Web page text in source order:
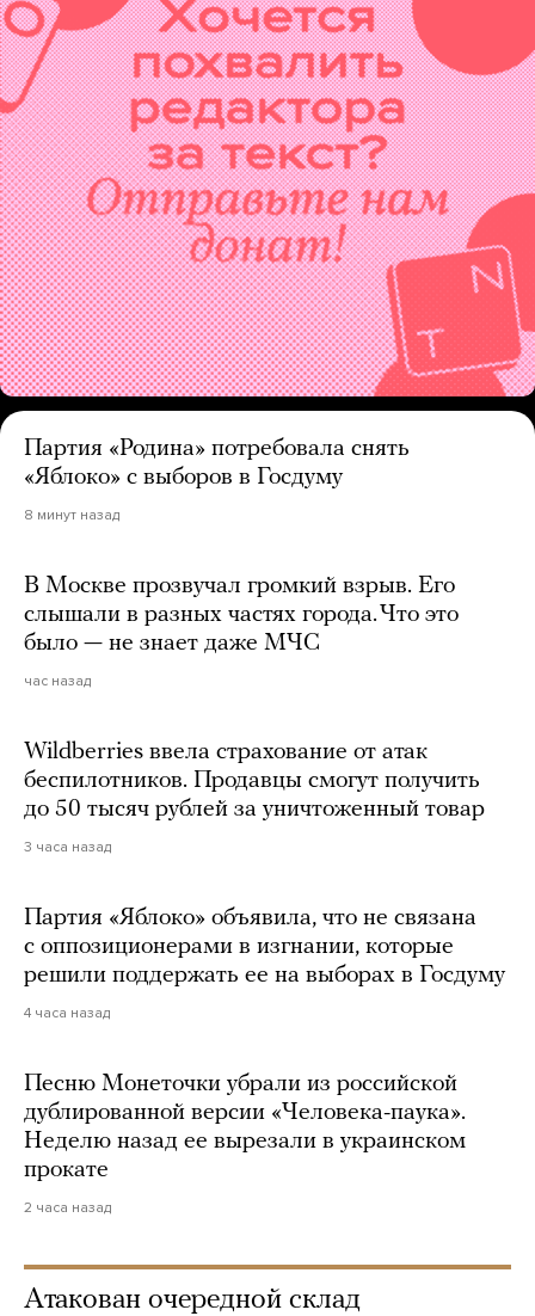
Партия «Родина» потребовала снять
«Яблоко» с выборов в Госдуму
8 минут назад
В Москве прозвучал громкий взрыв. Его
слышали в разных частях города. Что это
было — не знает даже МЧС
час назад
Wildberries ввела страхование от атак
беспилотников. Продавцы смогут получить
до 50 тысяч рублей за уничтоженный товар
3 часа назад
Партия «Яблоко» объявила, что не связана
с оппозиционерами в изгнании, которые
решили поддержать ее на выборах в Госдуму
4 часа назад
Песню Монеточки убрали из российской
дублированной версии «Человека-паука».
Неделю назад ее вырезали в украинском
прокате
2 часа назад
Атакован очередной склад